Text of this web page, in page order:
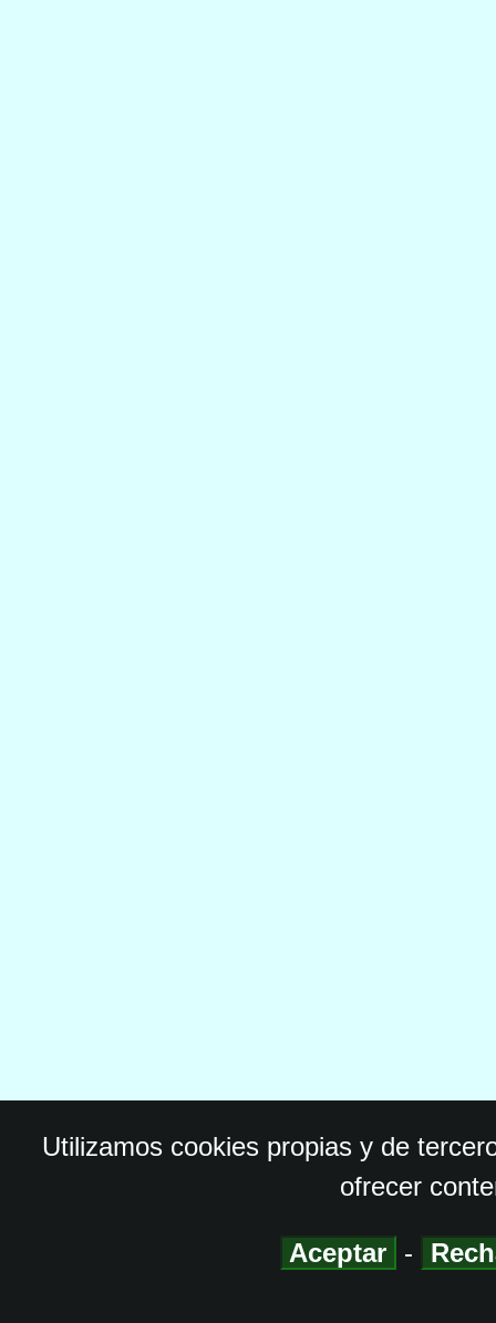
Utilizamos cookies propias y de
ofrecer
Aceptar -